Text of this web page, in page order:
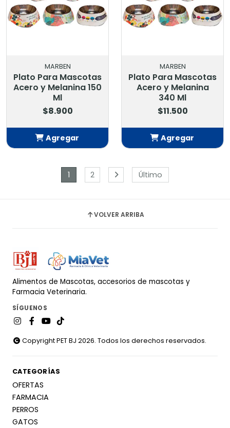
MARBEN
Plato Para Mascotas
Acero y Melanina 150
Ml
$8.900
Agregar
MARBEN
Plato Para Mascotas
Acero y Melanina
340 Ml
$11.500
Agregar
1
2 Último
VOLVER ARRIBA
Alimentos de Mascotas, accesorios de mascotas y
Farmacia Veterinaria.
SÍGUENOS
Copyright PET BJ 2026. Todos los derechos reservados.
CATEGORÍAS
OFERTAS
FARMACIA
PERROS
GATOS